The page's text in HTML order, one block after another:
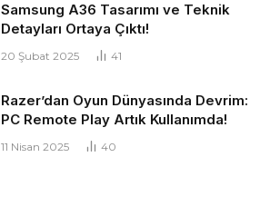
Samsung A36 Tasarımı ve Teknik
Detayları Ortaya Çıktı!
20 Şubat 2025 41
Razer’dan Oyun Dünyasında Devrim:
PC Remote Play Artık Kullanımda!
11 Nisan 2025 40